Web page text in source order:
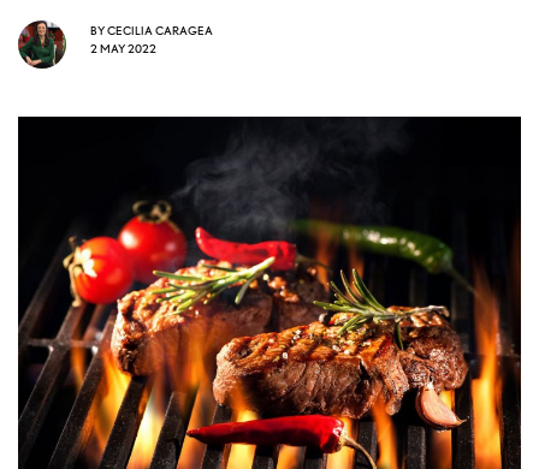
BYCECILIA CARAGEA
2 MAY 2022